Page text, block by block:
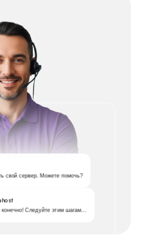
свой сервер. Можете помочь?
Следуйте этим шагам...